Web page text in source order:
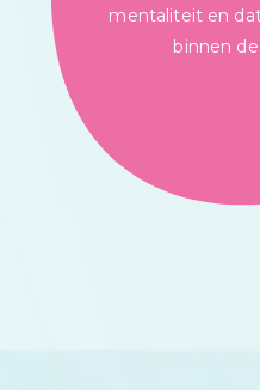
mentaliteit en
binnen